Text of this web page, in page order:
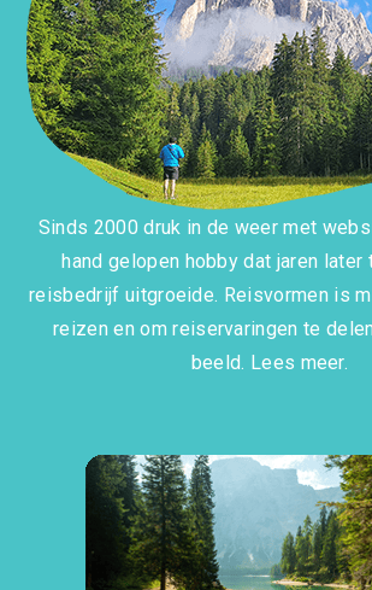
Sinds 2000 druk in de weer met
hand gelopen hobby dat jaren later
reisbedrijf uitgroeide. Reisvormen is
reizen en om reiservaringen te
beeld. Lees meer.